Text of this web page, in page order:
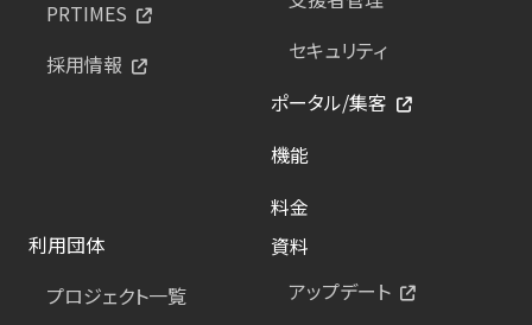
PRTIMES
採用情報
セキュリティ
ポータル/集客
機能
料金
利用団体
プロジェクト一覧
資料
アップデート